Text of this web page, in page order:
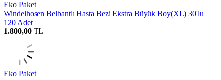
Eko Paket
Windelhosen Belbantlı Hasta Bezi Ekstra Büyük Boy(XL) 30'lu
120 Adet
1.800,00 TL
Eko Paket